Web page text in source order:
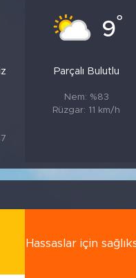
9°
Parçalı Bulutlu
Nem: %83
Rüzgar: 11 km/h
Hassaslar için